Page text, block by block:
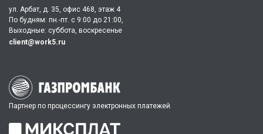
Партнер по процессингу электронных платежей
ул. Арбат, д. 35, офис 468, этаж 4
По будням: пн.-пт. c 9:00 до 21:00,
Выходные: суббота, воскресенье
client@work5.ru